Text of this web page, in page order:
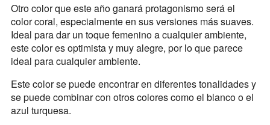
Otro color que este año ganará protagonismo será el
color coral, especialmente en sus versiones más suaves.
Ideal para dar un toque femenino a cualquier ambiente,
este color es optimista y muy alegre, por lo que parece
ideal para cualquier ambiente.
Este color se puede encontrar en diferentes tonalidades y
se puede combinar con otros colores como el blanco o el
azul turquesa.